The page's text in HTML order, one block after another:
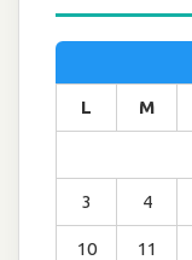
L M
3 4
10 11